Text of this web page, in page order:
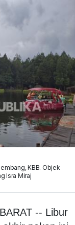
KBB. Objek
Isra Miraj
-- Libur